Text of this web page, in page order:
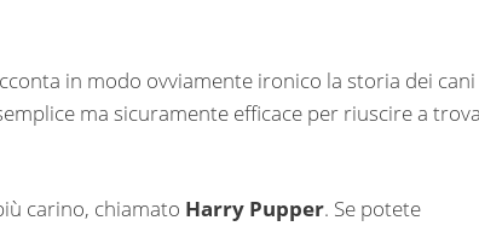
in modo ovviamente ironico la storia dei cani
ma sicuramente efficace per riuscire a
carino, chiamato Harry Pupper. Se potete